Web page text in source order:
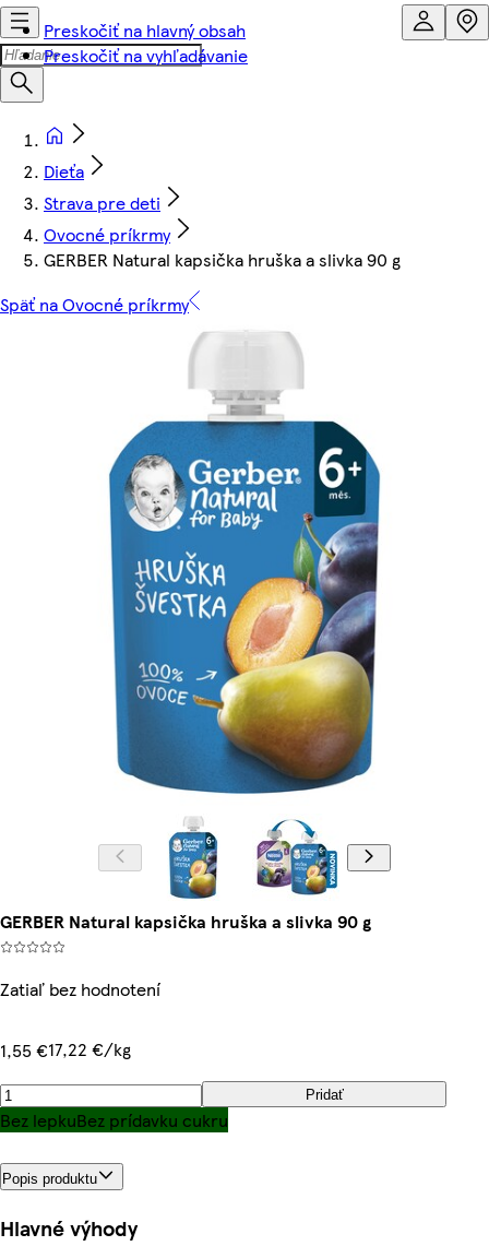
Preskočiť na hlavný obsah
Preskočiť na vyhľadávanie
Dieťa
Strava pre deti
Ovocné príkrmy
GERBER Natural kapsička hruška a slivka 90 g
Späť na Ovocné príkrmy
GERBER Natural kapsička hruška a slivka 90 g
Zatiaľ bez hodnotení
1,55 €17,22 €/kg
Pridať
Bez lepkuBez prídavku cukru
Popis produktu
Hlavné výhody